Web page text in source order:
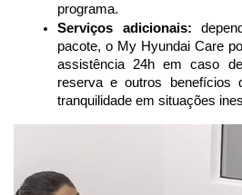
programa.
Serviços adicionais:
pacote, o My Hyundai Care
assistência 24h em caso
reserva e outros benefícios
tranquilidade em situações